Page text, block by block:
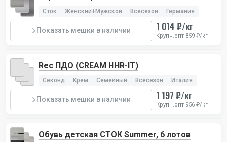
Сток Женский+Мужской Всесезон Германия
Показать мешки в наличии 1 014 ₽/кг
Крупн.опт 859 ₽/кг
Rec ПДО (CREAM HHR-IT)
Секонд Крем Семейный Всесезон Италия
Показать мешки в наличии 1 197 ₽/кг
Крупн.опт 956 ₽/кг
Обувь детская СТОК Summer, 6 лотов